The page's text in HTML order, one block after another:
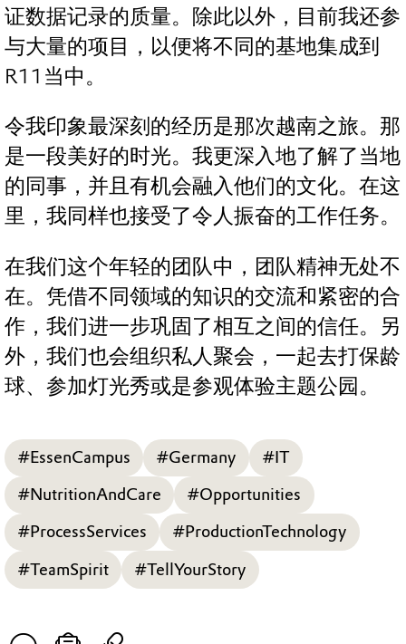
证数据记录的质量。除此以外，目前我还参
与大量的项目，以便将不同的基地集成到
R11当中。
令我印象最深刻的经历是那次越南之旅。那
是一段美好的时光。我更深入地了解了当地
的同事，并且有机会融入他们的文化。在这
里，我同样也接受了令人振奋的工作任务。
在我们这个年轻的团队中，团队精神无处不
在。凭借不同领域的知识的交流和紧密的合
作，我们进一步巩固了相互之间的信任。另
外，我们也会组织私人聚会，一起去打保龄
球、参加灯光秀或是参观体验主题公园。
#EssenCampus #Germany
#IT
#NutritionAndCare
#Opportunities
#ProcessServices
#ProductionTechnology
#TeamSpirit
#TellYourStory